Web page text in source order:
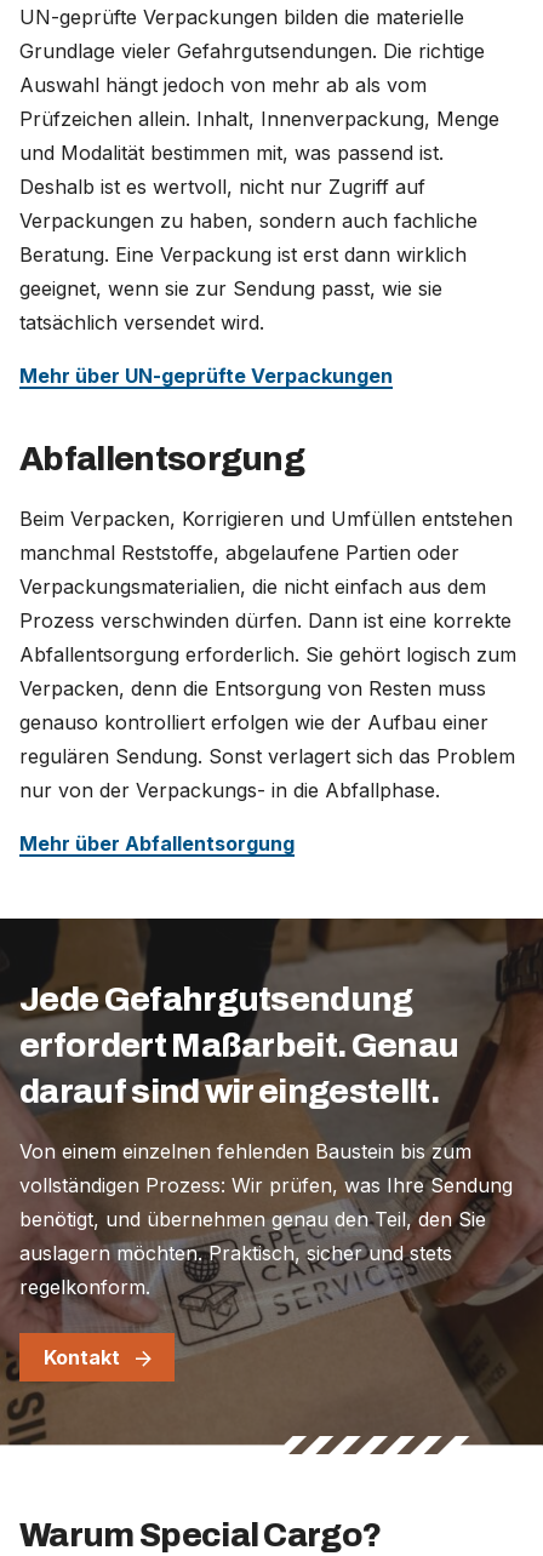
UN-geprüfte Verpackungen bilden die materielle
Grundlage vieler Gefahrgutsendungen. Die richtige
Auswahl hängt jedoch von mehr ab als vom
Prüfzeichen allein. Inhalt, Innenverpackung, Menge
und Modalität bestimmen mit, was passend ist.
Deshalb ist es wertvoll, nicht nur Zugriff auf
Verpackungen zu haben, sondern auch fachliche
Beratung. Eine Verpackung ist erst dann wirklich
geeignet, wenn sie zur Sendung passt, wie sie
tatsächlich versendet wird.
Mehr über UN-geprüfte Verpackungen
Abfallentsorgung
Beim Verpacken, Korrigieren und Umfüllen entstehen
manchmal Reststoffe, abgelaufene Partien oder
Verpackungsmaterialien, die nicht einfach aus dem
Prozess verschwinden dürfen. Dann ist eine korrekte
Abfallentsorgung erforderlich. Sie gehört logisch zum
Verpacken, denn die Entsorgung von Resten muss
genauso kontrolliert erfolgen wie der Aufbau einer
regulären Sendung. Sonst verlagert sich das Problem
nur von der Verpackungs- in die Abfallphase.
Mehr über Abfallentsorgung
Jede Gefahrgutsendung
erfordert Maßarbeit. Genau
darauf sind wir eingestellt.
Von einem einzelnen fehlenden Baustein bis zum
vollständigen Prozess: Wir prüfen, was Ihre Sendung
benötigt, und übernehmen genau den Teil, den Sie
auslagern möchten. Praktisch, sicher und stets
regelkonform.
Kontakt
Warum Special Cargo?